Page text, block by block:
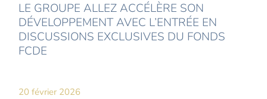
LE GROUPE ALLEZ ACCÉLÈRE SON
DÉVELOPPEMENT AVEC L’ENTRÉE EN
DISCUSSIONS EXCLUSIVES DU FONDS
FCDE
20 février 2026